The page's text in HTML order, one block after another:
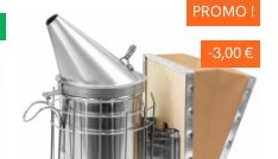
PROMO !
-3,00 €